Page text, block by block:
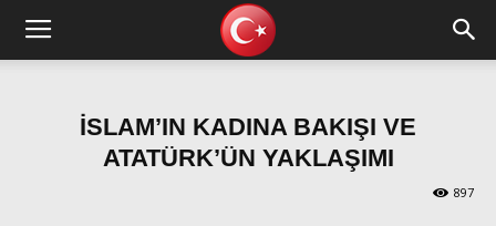
İSLAM’IN KADINA BAKIŞI VE
ATATÜRK’ÜN YAKLAŞIMI
897